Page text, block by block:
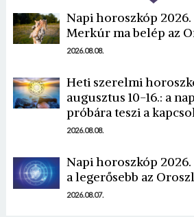
Napi horoszkóp 2026.
Merkúr ma belép az
2026.08.08.
Heti szerelmi
augusztus 10-16.: a
próbára teszi a
2026.08.08.
Napi horoszkóp
a legerősebb az
2026.08.07.
Borsonline
E-mail cím vagy felhasználónév
Mégse